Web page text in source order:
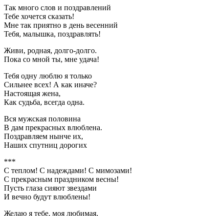
Так много слов и поздравлений
Тебе хочется сказать!
Мне так приятно в день весенний
Тебя, малышка, поздравлять!
Живи, родная, долго-долго.
Пока со мной ты, мне удача!
Тебя одну люблю я только
Сильнее всех! А как иначе?
Настоящая жена,
Как судьба, всегда одна.
Вся мужская половина
В дам прекрасных влюблена.
Поздравляем нынче их,
Наших спутниц дорогих
***
С теплом! С надеждами! С мимозами!
С прекрасным праздником весны!
Пусть глаза сияют звездами
И вечно будут влюблены!
Желаю я тебе, моя любимая,